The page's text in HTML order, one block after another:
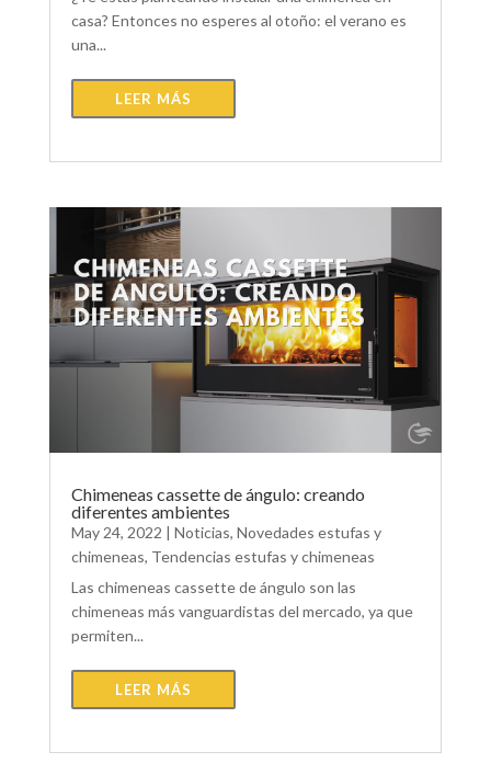
casa? Entonces no esperes al otoño: el verano es
una...
LEER MÁS
Chimeneas cassette de ángulo: creando
diferentes ambientes
May 24, 2022 | Noticias, Novedades estufas y
chimeneas, Tendencias estufas y chimeneas
Las chimeneas cassette de ángulo son las
chimeneas más vanguardistas del mercado, ya que
permiten...
LEER MÁS